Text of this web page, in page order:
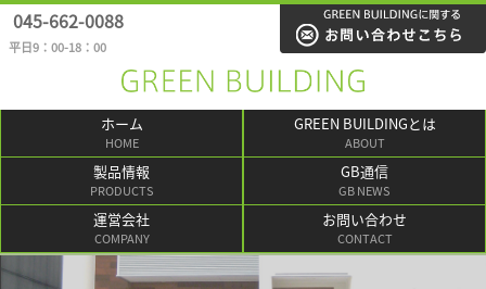
045-662-0088
平日9：00-18：00
ホーム
HOME
GREEN BUILDINGとは
ABOUT
製品情報
PRODUCTS
GB通信
GB NEWS
運営会社
COMPANY
お問い合わせ
CONTACT